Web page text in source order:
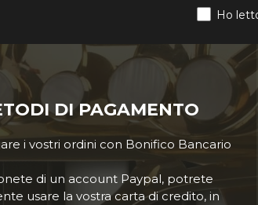
Ho
DI PAGAMENTO
i vostri ordini con Bonifico Bancario
di un account Paypal, potrete
usare la vostra carta di credito, in